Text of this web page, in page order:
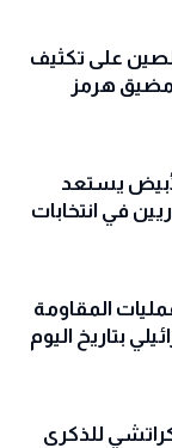
الصين على تكثيف
مضيق هرمز
يستعد
في انتخابات
المقاومة
بتاريخ اليوم
للذكرى